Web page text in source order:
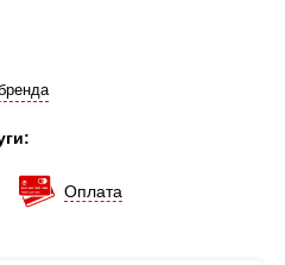
Оплата